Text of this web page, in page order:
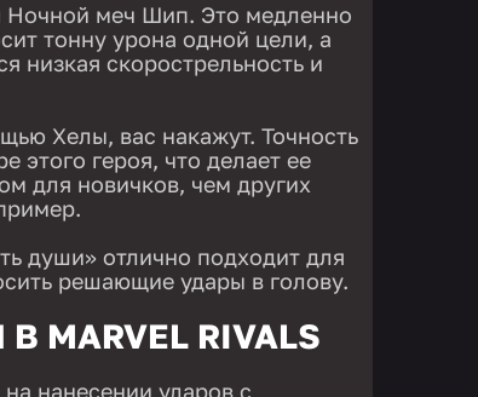
меч Шип. Это медленно
тонну урона одной цели, а
низкая скорострельность и
Хелы, вас накажут. Точность
этого героя, что делает ее
для новичков, чем других
души» отлично подходит для
решающие удары в голову.
RIVALS
нанесении ударов с